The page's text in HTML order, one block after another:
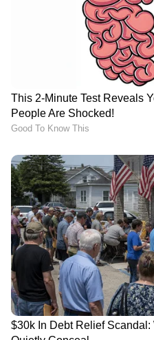
കാരണമാകുമെന്നും
രാത്രി കാലങ്ങളിൽ
യാത്ര
യാത്ര ചെയ്യണമെന്നും
കുറിപ്പിൽ
സസ്യങ്ങളോ
പഴങ്ങളോ
പഞ്ചസാര എത്തനോൾ
ഇത് മൃഗങ്ങളെ ലഹരി
ഒരുതരം പ്രകൃതിദത്ത
സൃഷ്ടിക്കുന്നു.
പഴങ്ങളോ
അസാധാരണമായി